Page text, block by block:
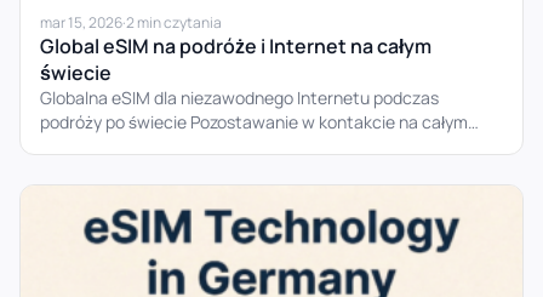
mar 15, 2026·2 min czytania
Global eSIM na podróże i Internet na całym
świecie
Globalna eSIM dla niezawodnego Internetu podczas
podróży po świecie Pozostawanie w kontakcie na całym